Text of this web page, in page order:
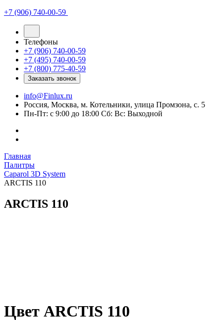
+7 (906) 740-00-59
Телефоны
+7 (906) 740-00-59
+7 (495) 740-00-59
+7 (800) 775-40-59
Заказать звонок
info@Finlux.ru
Россия, Москва, м. Котельники, улица Промзона, с. 5
Пн-Пт: с 9:00 до 18:00 Сб: Вс: Выходной
Главная
Палитры
Caparol 3D System
ARCTIS 110
ARCTIS 110
Цвет ARCTIS 110